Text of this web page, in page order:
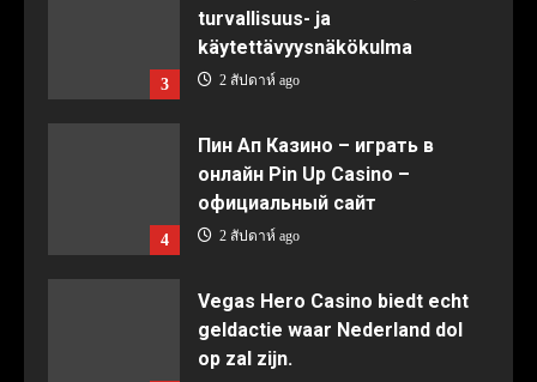
3
turvallisuus- ja
käytettävyysnäkökulma
2 สัปดาห์ ago
4
Пин Ап Казино – играть в
онлайн Pin Up Casino –
официальный сайт
2 สัปดาห์ ago
Vegas Hero Casino biedt echt
geldactie waar Nederland dol
op zal zijn.